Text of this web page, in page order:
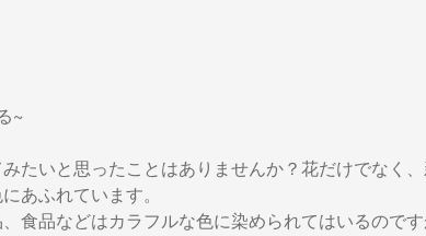
~
たいと思ったことはありませんか？花だけでなく、
あふれています。
食品などはカラフルな色に染められてはいるので